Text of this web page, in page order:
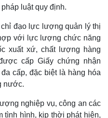
luật quy định.
đạo lực lượng quản lý thị
với lực lượng chức năng
xuất xứ, chất lượng hàng
cấp Giấy chứng nhận
cấp, đặc biệt là hàng hóa
nước.
nghiệp vụ, công an các
tình hình, kịp thời phát hiện,